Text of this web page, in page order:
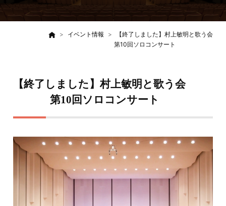
イベント情報
【終了しました】村上敏明と歌う会
第10回ソロコンサート
【終了しました】村上敏明と歌う会
第10回ソロコンサート